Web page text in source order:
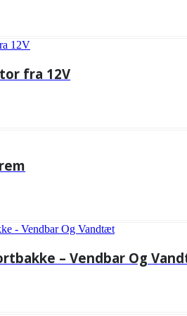
fra 12V
– Vendbar Og